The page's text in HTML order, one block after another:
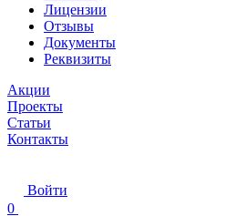
Лицензии
Отзывы
Документы
Реквизиты
Акции
Проекты
Статьи
Контакты
Войти
0